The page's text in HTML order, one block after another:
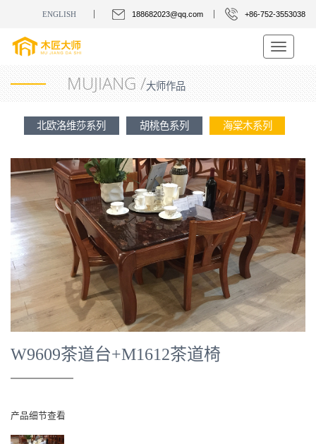
ENGLISH 188682023@qq.com +86-752-3553038
Toggle
MUJIANG /大师作品
北欧洛维莎系列 胡桃色系列 海棠木系列
W9609茶道台+M1612茶道椅
产品细节查看